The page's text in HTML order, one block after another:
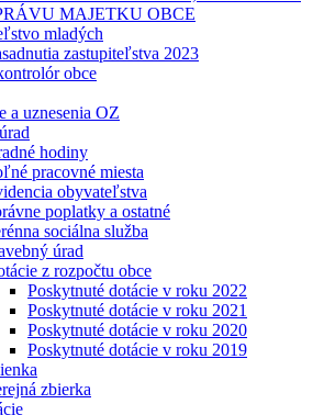
MAJETKU OBCE
mladých
zastupiteľstva 2023
obce
a uznesenia OZ
hodiny
pracovné miesta
obyvateľstva
poplatky a ostatné
sociálna služba
úrad
z rozpočtu obce
Poskytnuté dotácie v roku 2022
Poskytnuté dotácie v roku 2021
Poskytnuté dotácie v roku 2020
Poskytnuté dotácie v roku 2019
zbierka